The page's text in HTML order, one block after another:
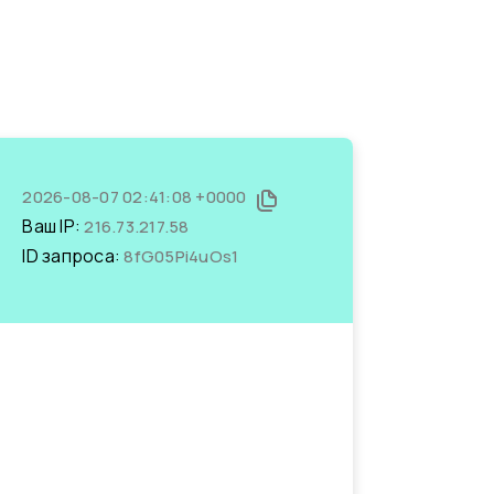
2026-08-07 02:41:08 +0000
Ваш IP:216.73.217.58
ID запроса:8fG05Pi4uOs1